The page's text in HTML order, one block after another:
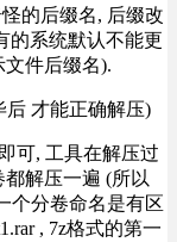
的后缀名, 后缀改
的系统默认不能更
件后缀名).
后 才能正确解压)
可, 工具在解压过
解压一遍 (所以
个分卷命名是有区
, 7z格式的第一